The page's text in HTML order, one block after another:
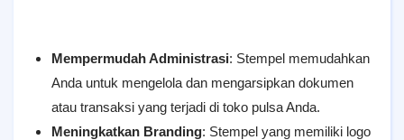
Mempermudah Administrasi: Stempel memudahkan
Anda untuk mengelola dan mengarsipkan dokumen
atau transaksi yang terjadi di toko pulsa Anda.
Meningkatkan Branding: Stempel yang memiliki logo